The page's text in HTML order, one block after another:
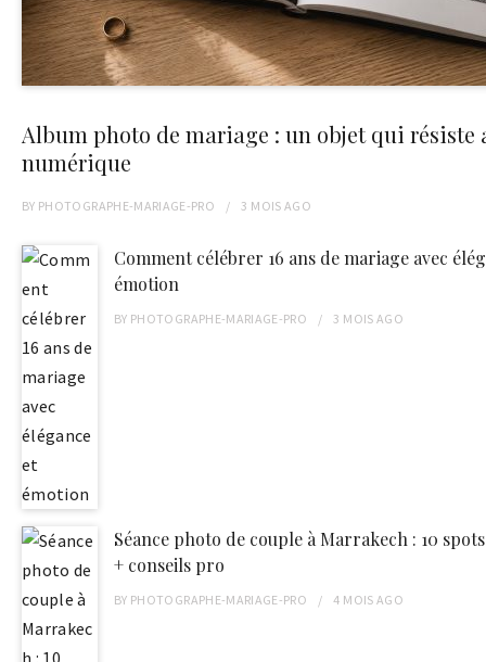
Album photo de mariage : un objet qui résiste
numérique
BY PHOTOGRAPHE-MARIAGE-PRO 3 MOIS AGO
Comment célébrer 16 ans de mariage avec
émotion
BY PHOTOGRAPHE-MARIAGE-PRO 3 MOIS AGO
Séance photo de couple à Marrakech : 10
+ conseils pro
BY PHOTOGRAPHE-MARIAGE-PRO 4 MOIS AGO